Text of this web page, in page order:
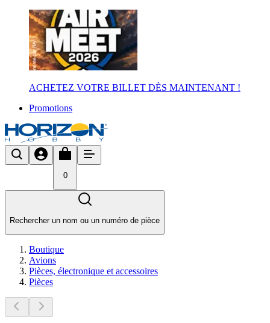
ACHETEZ VOTRE BILLET DÈS MAINTENANT !
Promotions
0
Rechercher un nom ou un numéro de pièce
Boutique
Avions
Pièces, électronique et accessoires
Pièces